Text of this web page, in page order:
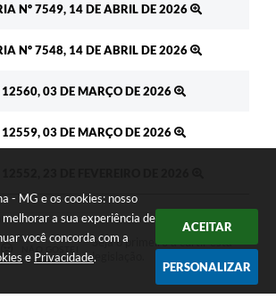
- MG e os cookies: nosso
a sua experiência de
você concorda com a
e Privacidade.
ACEITAR
PERSONALIZAR
Nº 7549, 14 DE ABRIL DE 2026
Nº 7548, 14 DE ABRIL DE 2026
12560, 03 DE MARÇO DE 2026
12559, 03 DE MARÇO DE 2026
Seja o primeiro a curtir esta
legislação.